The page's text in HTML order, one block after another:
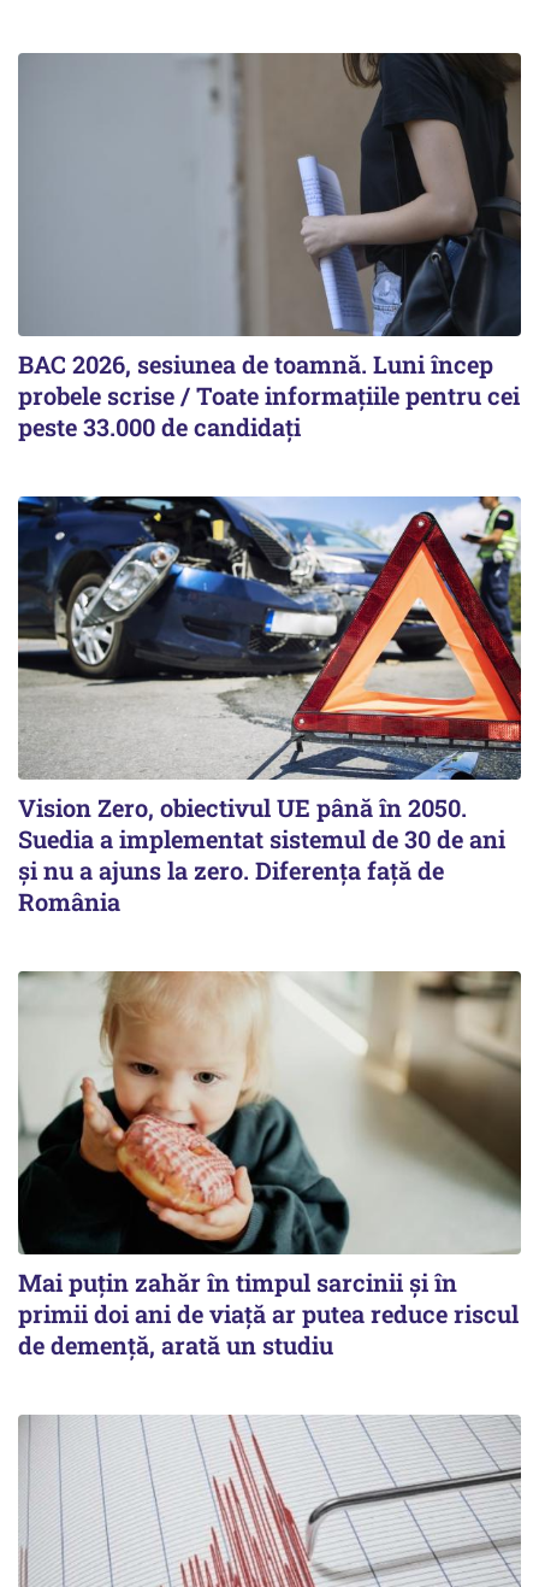
BAC 2026, sesiunea de toamnă. Luni încep
probele scrise / Toate informațiile pentru cei
peste 33.000 de candidați
Vision Zero, obiectivul UE până în 2050.
Suedia a implementat sistemul de 30 de ani
şi nu a ajuns la zero. Diferenţa faţă de
România
Mai puțin zahăr în timpul sarcinii și în
primii doi ani de viață ar putea reduce riscul
de demență, arată un studiu